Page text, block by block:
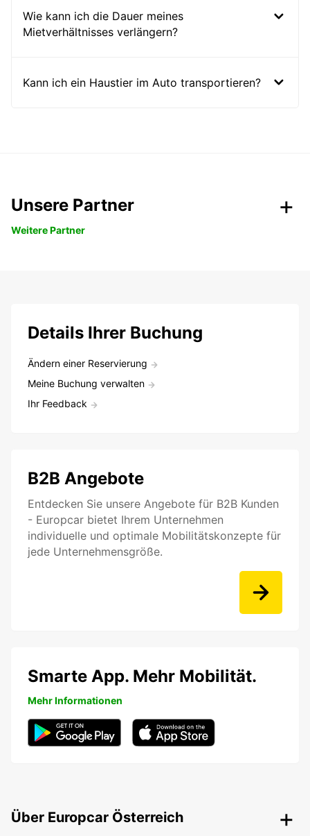
Wie kann ich die Dauer meines
Mietverhältnisses verlängern?
Kann ich ein Haustier im Auto transportieren?
Unsere Partner
Weitere Partner
Details Ihrer Buchung
Ändern einer Reservierung
Meine Buchung verwalten
Ihr Feedback
B2B Angebote
Entdecken Sie unsere Angebote für B2B Kunden
- Europcar bietet Ihrem Unternehmen
individuelle und optimale Mobilitätskonzepte für
jede Unternehmensgröße.
Smarte App. Mehr Mobilität.
Mehr Informationen
Über Europcar Österreich